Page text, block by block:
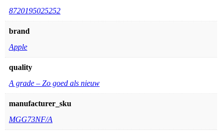
8720195025252
brand
Apple
quality
A grade – Zo goed als nieuw
manufacturer_sku
MGG73NF/A